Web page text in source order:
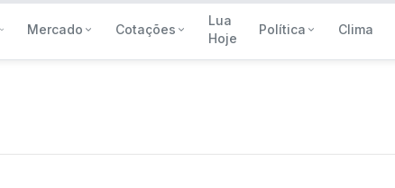
Mercado Cotações
Lua
Hoje
Política Clima